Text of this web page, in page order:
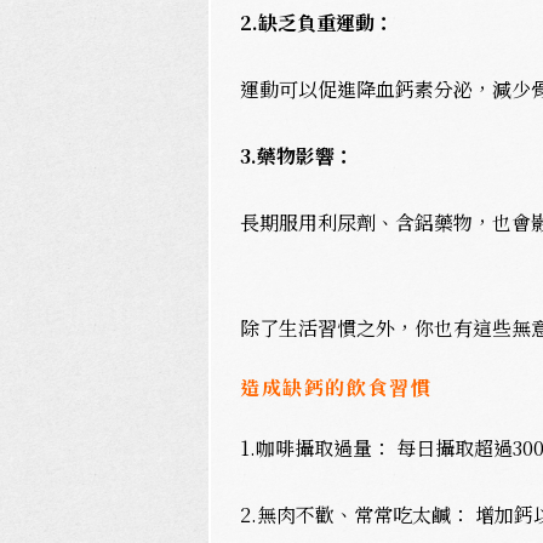
2.缺乏負重運動：
運動可以促進降血鈣素分泌，減少
3.藥物影響：
長期服用利尿劑、含鋁藥物，也會
除了生活習慣之外，你也有這些
造成缺鈣的飲食習慣
1.咖啡攝取過量： 每日攝取超過
2.無肉不歡、常常吃太鹹： 增加鈣